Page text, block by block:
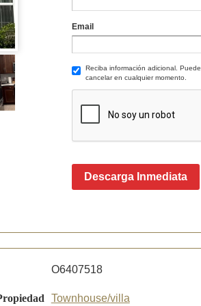
Email
Reciba información adicional. Puede
cancelar en cualquier momento.
Descarga Inmediata
O6407518
Townhouse/villa